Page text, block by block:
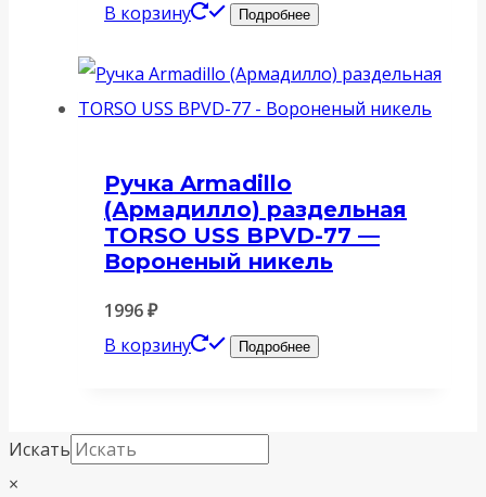
В корзину
Подробнее
Ручка Armadillo
(Армадилло) раздельная
TORSO USS BPVD-77 —
Вороненый никель
1996₽
В корзину
Подробнее
Искать
×